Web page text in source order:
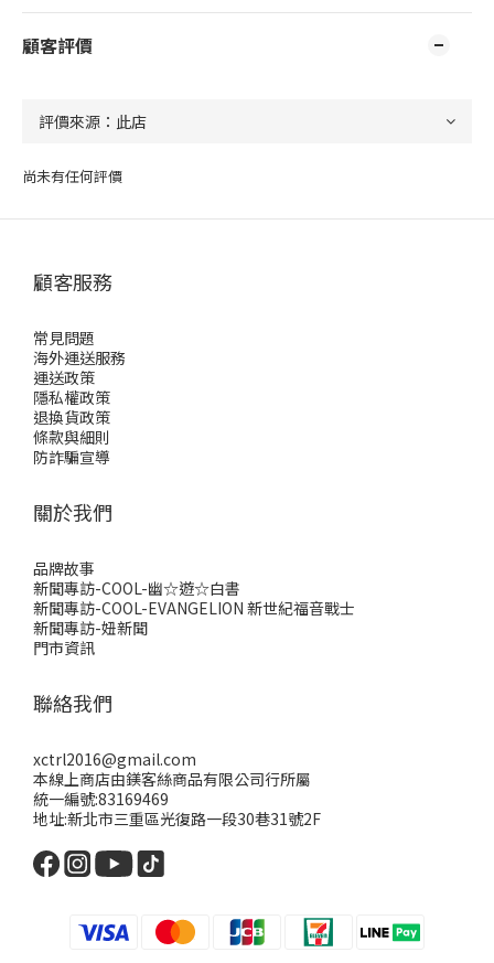
顧客評價
尚未有任何評價
顧客服務
常見問題
海外運送服務
運送政策
隱私權政策
退換貨政策
條款與細則
防詐騙宣導
關於我們
品牌故事
新聞專訪-COOL-幽☆遊☆白書
新聞專訪-COOL-EVANGELION 新世紀福音戰士
新聞專訪-妞新聞
門市資訊
聯絡我們
xctrl2016@gmail.com
本線上商店由鎂客絲商品有限公司行所屬
統一編號:83169469
地址:新北市三重區光復路一段30巷31號2F